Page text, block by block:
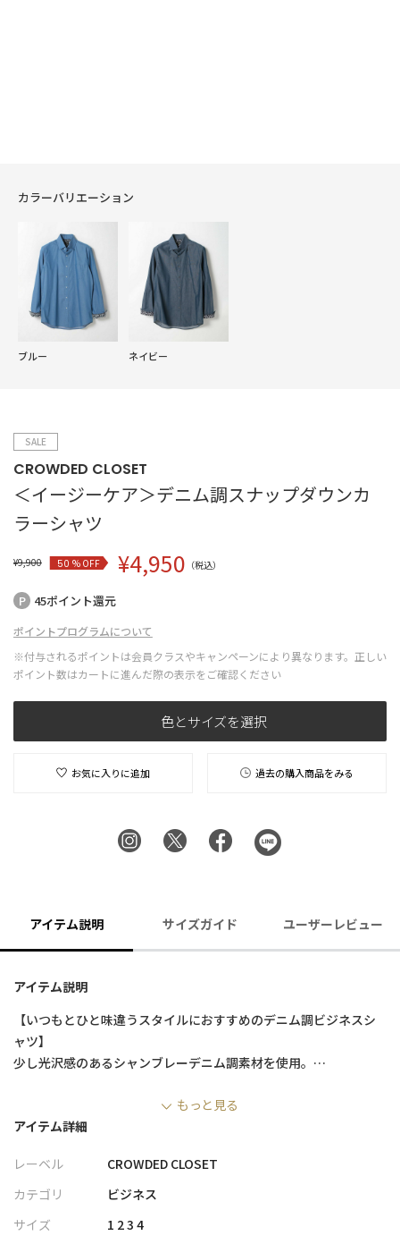
カラーバリエーション
ブルー ネイビー
SALE
CROWDED CLOSET
＜イージーケア＞デニム調スナップダウンカ
ラーシャツ
¥9,900 50% OFF ¥4,950 （税込）
45ポイント還元
ポイントプログラムについて
※付与されるポイントは会員クラスやキャンペーンにより異なります。正しい
ポイント数はカートに進んだ際の表示をご確認ください
色とサイズを選択
お気に入りに追加 過去の購入商品をみる
アイテム説明 サイズガイド ユーザーレビュー
アイテム説明
【いつもとひと味違うスタイルにおすすめのデニム調ビジネスシ
ャツ】
少し光沢感のあるシャンブレーデニム調素材を使用。
スーツやジャケットとのコーディネートはもちろん、カジュアル
お手入れが楽に済むイージーケアも嬉しいポイント。
レギュラーカラーでありながら、ノーネクタイでも使えるようス
もっと見る
アイテム詳細
レーベル
CROWDED CLOSET
カテゴリ
ビジネス
サイズ
1 2 3 4